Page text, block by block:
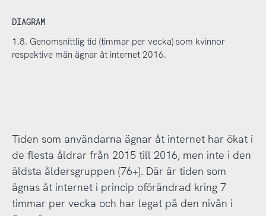
DIAGRAM
1.8. Genomsnittlig tid (timmar per vecka) som kvinnor
respektive män ägnar åt internet 2016.
Tiden som användarna ägnar åt internet har ökat i
de flesta åldrar från 2015 till 2016, men inte i den
äldsta åldersgruppen (76+). Där är tiden som
ägnas åt internet i princip oförändrad kring 7
timmar per vecka och har legat på den nivån i